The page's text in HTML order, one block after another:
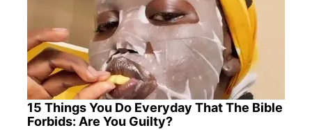
15 Things You Do Everyday That The Bible
Forbids: Are You Guilty?